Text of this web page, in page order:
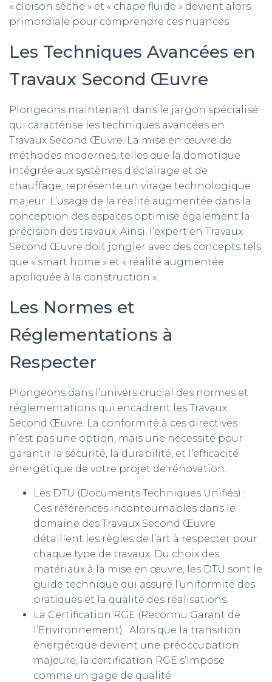
« cloison sèche » et « chape fluide » devient alors
primordiale pour comprendre ces nuances.
Les Techniques Avancées en
Travaux Second Œuvre
Plongeons maintenant dans le jargon spécialisé
qui caractérise les techniques avancées en
Travaux Second Œuvre. La mise en œuvre de
méthodes modernes, telles que la domotique
intégrée aux systèmes d’éclairage et de
chauffage, représente un virage technologique
majeur. L’usage de la réalité augmentée dans la
conception des espaces optimise également la
précision des travaux. Ainsi, l’expert en Travaux
Second Œuvre doit jongler avec des concepts tels
que « smart home » et « réalité augmentée
appliquée à la construction ».
Les Normes et
Réglementations à
Respecter
Plongeons dans l’univers crucial des normes et
réglementations qui encadrent les Travaux
Second Œuvre. La conformité à ces directives
n’est pas une option, mais une nécessité pour
garantir la sécurité, la durabilité, et l’efficacité
énergétique de votre projet de rénovation.
Les DTU (Documents Techniques Unifiés) :
Ces références incontournables dans le
domaine des Travaux Second Œuvre
détaillent les règles de l’art à respecter pour
chaque type de travaux. Du choix des
matériaux à la mise en œuvre, les DTU sont le
guide technique qui assure l’uniformité des
pratiques et la qualité des réalisations.
La Certification RGE (Reconnu Garant de
l’Environnement) : Alors que la transition
énergétique devient une préoccupation
majeure, la certification RGE s’impose
comme un gage de qualité